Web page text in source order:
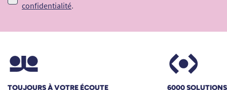
confidentialité.
TOUJOURS À VOTRE ÉCOUTE 6000